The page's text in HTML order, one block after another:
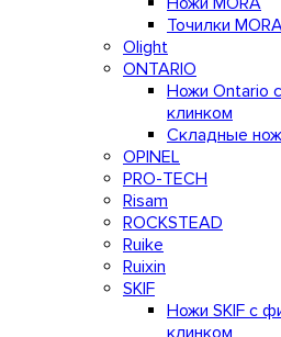
Точилки
Olight
ONTARIO
Ножи Ontario
клинком
Складные
OPINEL
PRO-TECH
Risam
ROCKSTEAD
Ruike
Ruixin
SKIF
Ножи SKIF с
клинком